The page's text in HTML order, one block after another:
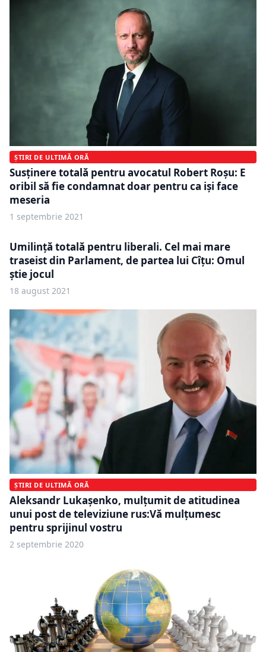
ȘTIRI DE ULTIMĂ ORĂ
Susținere totală pentru avocatul Robert Roșu: E
oribil să fie condamnat doar pentru ca iși face
meseria
1 septembrie 2021
Umilință totală pentru liberali. Cel mai mare
traseist din Parlament, de partea lui Cîțu: Omul
știe jocul
18 august 2021
ȘTIRI DE ULTIMĂ ORĂ
Aleksandr Lukaşenko, mulțumit de atitudinea
unui post de televiziune rus:Vă mulţumesc
pentru sprijinul vostru
2 septembrie 2020